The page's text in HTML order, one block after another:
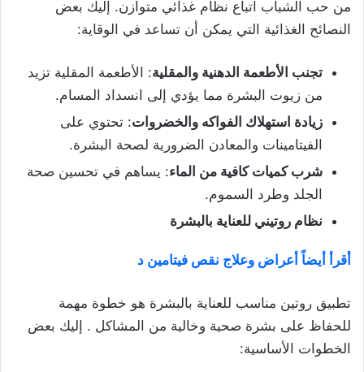
من حب الشباب اتباع نظام غذائي متوازن. إليك بعض
النصائح الغذائية التي يمكن أن تساعد في الوقاية:
تجنب الأطعمة الدهنية والمقلية: الأطعمة المقلية تزيد
من زيوت البشرة مما يؤدي إلى انسداد المسام.
زيادة استهلاك الفواكه والخضروات: تحتوي على
الفيتامينات والمعادن الضرورية لصحة البشرة.
شرب كميات كافية من الماء: يساهم في تحسين صحة
الجلد وطرد السموم.
نظام روتيني للعناية بالبشرة
أقرأ أيضاً أعراض وعلاج نقص فيتامين د
تطبيق روتين مناسب للعناية بالبشرة هو خطوة مهمة
للحفاظ على بشرة صحية وخالية من المشاكل . إليك بعض
الخطوات الأساسية: